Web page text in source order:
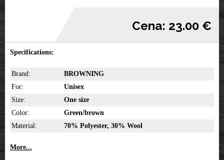
Cena: 23.00 €
Specifications:
Brand:
BROWNING
For:
Unisex
Size:
One size
Color:
Green/brown
Material:
70% Polyester, 30% Wool
More...